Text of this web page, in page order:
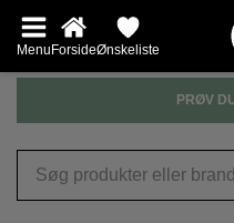
MenuForsideØnskeliste
PRØV